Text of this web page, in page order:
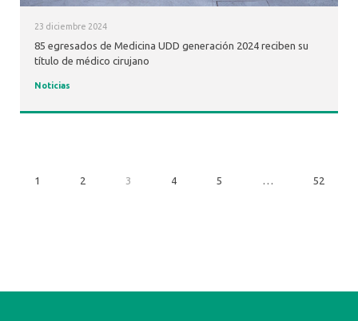
23 diciembre 2024
85 egresados de Medicina UDD generación 2024 reciben su
título de médico cirujano
Noticias
1 2 3 4 5 … 52